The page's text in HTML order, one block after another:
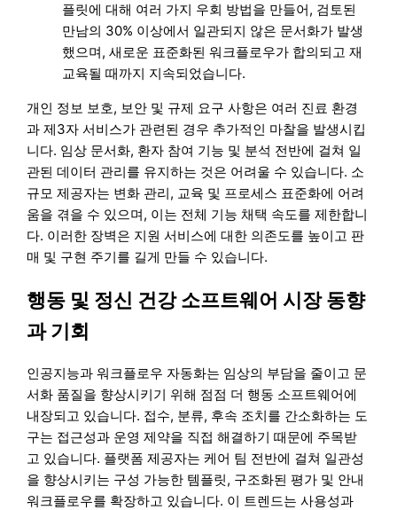
플릿에 대해 여러 가지 우회 방법을 만들어, 검토된
만남의 30% 이상에서 일관되지 않은 문서화가 발생
했으며, 새로운 표준화된 워크플로우가 합의되고 재
교육될 때까지 지속되었습니다.
개인 정보 보호, 보안 및 규제 요구 사항은 여러 진료 환경
과 제3자 서비스가 관련된 경우 추가적인 마찰을 발생시킵
니다. 임상 문서화, 환자 참여 기능 및 분석 전반에 걸쳐 일
관된 데이터 관리를 유지하는 것은 어려울 수 있습니다. 소
규모 제공자는 변화 관리, 교육 및 프로세스 표준화에 어려
움을 겪을 수 있으며, 이는 전체 기능 채택 속도를 제한합니
다. 이러한 장벽은 지원 서비스에 대한 의존도를 높이고 판
매 및 구현 주기를 길게 만들 수 있습니다.
행동 및 정신 건강 소프트웨어 시장 동향
과 기회
인공지능과 워크플로우 자동화는 임상의 부담을 줄이고 문
서화 품질을 향상시키기 위해 점점 더 행동 소프트웨어에
내장되고 있습니다. 접수, 분류, 후속 조치를 간소화하는 도
구는 접근성과 운영 제약을 직접 해결하기 때문에 주목받
고 있습니다. 플랫폼 제공자는 케어 팀 전반에 걸쳐 일관성
을 향상시키는 구성 가능한 템플릿, 구조화된 평가 및 안내
워크플로우를 확장하고 있습니다. 이 트렌드는 사용성과